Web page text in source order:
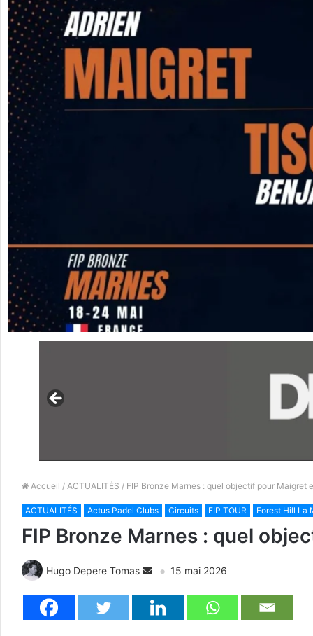
Accueil / ACTUALITÉS / FIP Bronze Marnes : quel objectif pour Maigret
ACTUALITÉS Actus Padel Clubs Circuits FIP TOUR Forest Hill La
FIP Bronze Marnes : quel
Hugo Depere Tomas 15 mai 2026